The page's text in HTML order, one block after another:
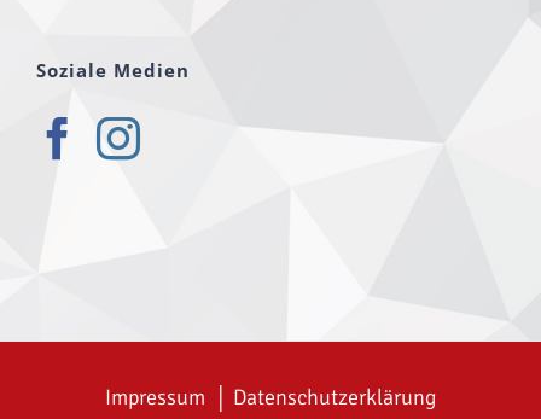
Soziale Medien
Impressum Datenschutzerklärung